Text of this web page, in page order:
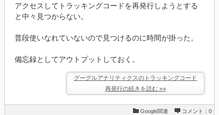
アクセスしてトラッキングコードを再発行しようとする
と中々見つからない。
普段使いなれていないので見つけるのに時間が掛った。
備忘録としてアウトプットしておく。
グーグルアナリティクスのトラッキングコード
再発行の続きを読む »»
Google関連 コメント：0